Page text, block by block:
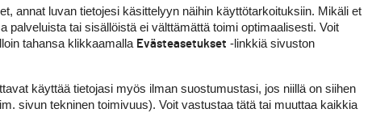
annat luvan tietojesi käsittelyyn näihin käyttötarkoituksiin. Mikäli et
palveluista tai sisällöistä ei välttämättä toimi optimaalisesti. Voit
tahansa klikkaamalla Evästeasetukset -linkkiä sivuston
käyttää tietojasi myös ilman suostumustasi, jos niillä on siihen
sivun tekninen toimivuus). Voit vastustaa tätä tai muuttaa kaikkia